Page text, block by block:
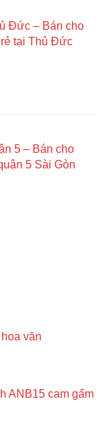
Đức – Bán cho
tại Thủ Đức
5 – Bán cho
5 Sài Gòn
văn
ANB15 cam gấm